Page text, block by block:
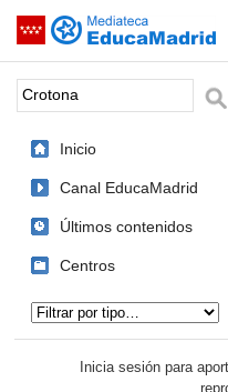
Saltar navegación
Palabra o frase:
Inicio
Canal EducaMadrid
Últimos contenidos
Centros
Inicia sesión para